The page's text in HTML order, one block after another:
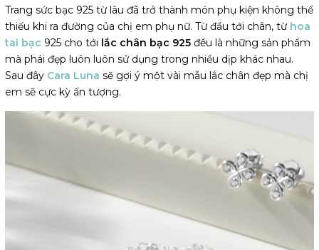
Ý nghĩa của việc đeo lắc chân bạc 925
1. Sự tự tin
2. Vòng tuần hoàn trong tình yêu
3. Tôn dáng và làm nổi bật đôi chân
Cara Luna - Đơn vị cung cấp các mẫu lắc chân bạc 925 uy
tín, đẹp mắt
Trang sức bạc 925 từ lâu đã trở thành món phụ kiện không thể
thiếu khi ra đường của chị em phụ nữ. Từ đầu tới chân, từ hoa
tai bạc 925 cho tới lắc chân bạc 925 đều là những sản phẩm
mà phái đẹp luôn luôn sử dụng trong nhiều dịp khác nhau.
Sau đây Cara Luna sẽ gợi ý một vài mẫu lắc chân đẹp mà chị
em sẽ cực kỳ ấn tượng.